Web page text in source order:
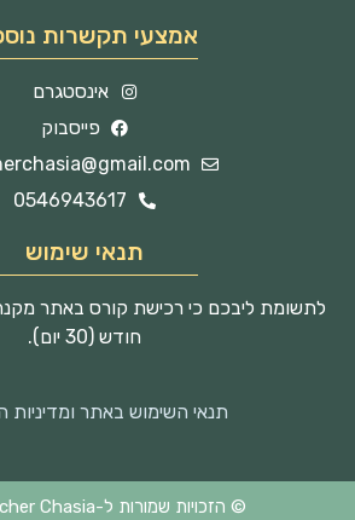
אמצעי תקשרות
אינסטגרם
פייסבוק
0546943617
תנאי שימוש
לתשומת ליבכם כי רכישת קורס באתר
חודש (30 יום).
תנאי השימוש באתר ומדיניות
© הזכויות שמורות ל-Hello Teacher Chasia